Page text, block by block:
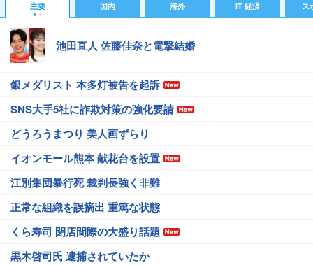
主要 国内 海外 IT 経済 ス
池田直人 佐藤佳奈と電撃結婚
銀メダリスト 本多灯被告を起訴
SNS大手5社に詐欺対策の強化要請
どうろうまつり 美人画ずらり
イオンモール熊本 献花台を設置
江別集団暴行死 裁判長強く非難
正常な組織を誤摘出 重篤な状態
くら寿司 閉店間際の大盛り話題
黒木啓司氏 逮捕されていたか